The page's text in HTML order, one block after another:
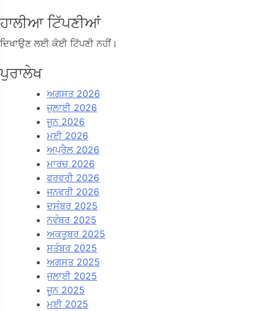
ਹਾਲੀਆ ਟਿੱਪਣੀਆਂ
ਦਿਖਾਉਣ ਲਈ ਕੋਈ ਟਿੱਪਣੀ ਨਹੀਂ।
ਪੁਰਾਲੇਖ
ਅਗਸਤ 2026
ਜੁਲਾਈ 2026
ਜੂਨ 2026
ਮਈ 2026
ਅਪ੍ਰੈਲ 2026
ਮਾਰਚ 2026
ਫਰਵਰੀ 2026
ਜਨਵਰੀ 2026
ਦਸੰਬਰ 2025
ਨਵੰਬਰ 2025
ਅਕਤੂਬਰ 2025
ਸਤੰਬਰ 2025
ਅਗਸਤ 2025
ਜੁਲਾਈ 2025
ਜੂਨ 2025
ਮਈ 2025